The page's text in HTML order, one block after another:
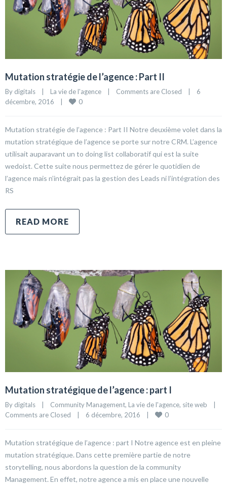
Mutation stratégie de l’agence : Part II
By digitals La vie de l'agence Comments are Closed
6
décembre, 2016
0
Mutation stratégie de l’agence : Part II Notre deuxième volet dans la
mutation stratégique de l’agence se porte sur notre CRM. L’agence
utilisait auparavant un to doing list collaboratif qui est la suite
wedoist. Cette suite nous permettez de gérer le quotidien de
l’agence mais n’intégrait pas la gestion des Leads ni l’intégration des
RS
READ MORE
Mutation stratégique de l’agence : part I
By digitals Community Management, La vie de l'agence, site web
Comments are Closed
6 décembre, 2016 0
Mutation stratégique de l’agence : part I Notre agence est en pleine
mutation stratégique. Dans cette première partie de notre
storytelling, nous abordons la question de la community
Management. En effet, notre agence a mis en place une nouvelle